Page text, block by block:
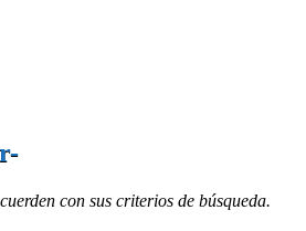
con sus criterios de búsqueda.